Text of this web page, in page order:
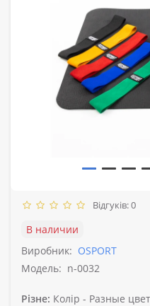
Відгуків: 0
В наличии
Виробник: OSPORT
Модель: n-0032
Різне: Колір - Разные